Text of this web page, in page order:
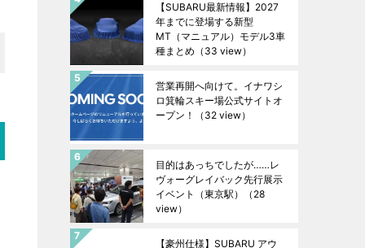
【SUBARU最新情報】2027
年までに登場する新型
MT（マニュアル）モデル3車
種まとめ （33 view）
営業再開へ向けて。イナワシ
ロ箕輪スキー場公式サイトオ
ープン！
（32 view）
目的はあっちでしたが……レ
ヴォーグレイバック先行展示
イベント（東京駅）
（28
view）
【豪州仕様】SUBARU アウ